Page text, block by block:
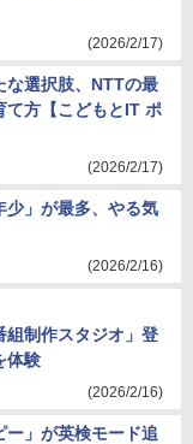
(2026/2/17)
な選択肢、NTTの最
て方【こどもとIT ポ
(2026/2/17)
少」が最多、やる気
(2026/2/16)
組制作スタジオ」登
体験
(2026/2/16)
」が英検モード追